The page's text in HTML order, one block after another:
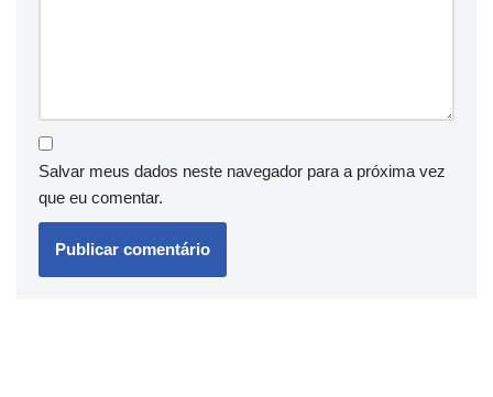
Salvar meus dados neste navegador para a próxima vez
que eu comentar.